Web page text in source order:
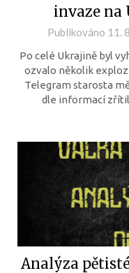
invaze na
Publikováno 11.
Po celé Ukrajině byl
ozvalo několik
Telegram starosta
dle informací
Analýza